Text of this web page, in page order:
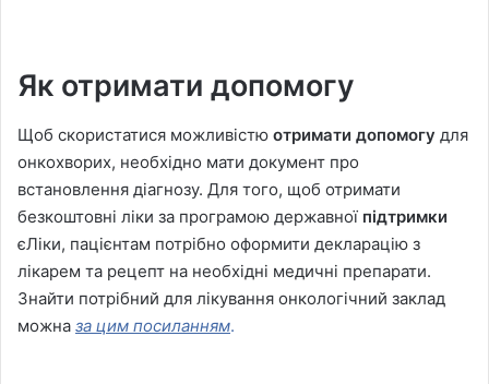
Як отримати допомогу
Щоб скористатися можливістю отримати допомогу для
онкохворих, необхідно мати документ про
встановлення діагнозу. Для того, щоб отримати
безкоштовні ліки за програмою державної підтримки
єЛіки, пацієнтам потрібно оформити декларацію з
лікарем та рецепт на необхідні медичні препарати.
Знайти потрібний для лікування онкологічний заклад
можна за цим посиланням.